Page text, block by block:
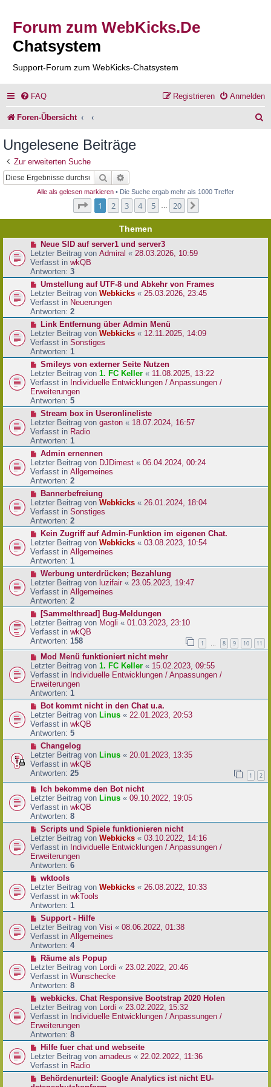
Forum zum WebKicks.De
Chatsystem
Support-Forum zum WebKicks-Chatsystem
FAQ Anmelden
Registrieren
Foren-Übersicht
Ungelesene Beiträge
Zur erweiterten Suche
Suche
Alle als gelesen markieren • Die Suche ergab mehr als 1000 Treffer
Seite von
1 2 3 4 5 20
Themen
N
e
u
e
r
B
e
i
t
a
g
Neue SID auf server1 und server3
Letzter Beitrag von Admiral « 28.03.2026, 10:59
Verfasst in wkQB
Antworten: 3
N
e
u
e
r
B
e
i
t
a
g
Umstellung auf UTF-8 und Abkehr von Frames
Letzter Beitrag von Webkicks « 25.03.2026, 23:45
Verfasst in Neuerungen
Antworten: 2
N
e
u
e
r
B
e
i
t
r
a
g
Link Entfernung über Admin Menü
Letzter Beitrag von Webkicks « 12.11.2025, 14:09
Verfasst in Sonstiges
Antworten: 1
N
e
u
e
r
B
e
i
t
r
a
g
Smileys von externer Seite Nutzen
Letzter Beitrag von 1. FC Keller « 11.08.2025, 13:22
Verfasst in Individuelle Entwicklungen / Anpassungen /
Erweiterungen
Antworten: 5
N
e
u
e
r
B
e
i
t
a
g
Stream box in Useronlineliste
Letzter Beitrag von gaston « 18.07.2024, 16:57
Verfasst in Radio
Antworten: 1
N
e
u
e
r
B
e
i
t
a
g
Admin ernennen
Letzter Beitrag von DJDimest « 06.04.2024, 00:24
Verfasst in Allgemeines
Antworten: 2
N
e
u
e
r
B
e
i
t
a
g
Bannerbefreiung
Letzter Beitrag von Webkicks « 26.01.2024, 18:04
Verfasst in Sonstiges
Antworten: 2
N
e
u
e
r
B
e
i
t
a
g
Kein Zugriff auf Admin-Funktion im eigenen Chat.
Letzter Beitrag von Webkicks « 03.08.2023, 10:54
Verfasst in Allgemeines
Antworten: 1
N
e
u
e
r
B
e
i
t
a
g
Werbung unterdrücken; Bezahlung
Letzter Beitrag von luzifair « 23.05.2023, 19:47
Verfasst in Allgemeines
Antworten: 2
N
e
u
e
r
B
e
i
t
r
a
g
[Sammelthread] Bug-Meldungen
Letzter Beitrag von Mogli « 01.03.2023, 23:10
Verfasst in wkQB
Antworten: 158 1 … 8 9 10 11
N
e
u
e
r
B
e
i
t
r
a
g
Mod Menü funktioniert nicht mehr
Letzter Beitrag von 1. FC Keller « 15.02.2023, 09:55
Verfasst in Individuelle Entwicklungen / Anpassungen /
Erweiterungen
Antworten: 1
N
e
u
e
r
B
e
i
t
a
g
Bot kommt nicht in den Chat u.a.
Letzter Beitrag von Linus « 22.01.2023, 20:53
Verfasst in wkQB
Antworten: 5
N
e
u
e
r
B
e
i
t
a
g
Changelog
Letzter Beitrag von Linus « 20.01.2023, 13:35
Verfasst in wkQB
Antworten: 25 1 2
N
e
u
e
r
B
e
i
t
r
a
g
Ich bekomme den Bot nicht
Letzter Beitrag von Linus « 09.10.2022, 19:05
Verfasst in wkQB
Antworten: 8
N
e
u
e
r
B
e
i
t
r
a
g
Scripts und Spiele funktionieren nicht
Letzter Beitrag von Webkicks « 03.10.2022, 14:16
Verfasst in Individuelle Entwicklungen / Anpassungen /
Erweiterungen
Antworten: 6
N
e
u
e
r
B
e
i
t
a
g
wktools
Letzter Beitrag von Webkicks « 26.08.2022, 10:33
Verfasst in wkTools
Antworten: 1
N
e
u
e
r
B
e
i
t
a
g
Support - Hilfe
Letzter Beitrag von Visi « 08.06.2022, 01:38
Verfasst in Allgemeines
Antworten: 4
N
e
u
e
r
B
e
i
t
r
a
g
Räume als Popup
Letzter Beitrag von Lordi « 23.02.2022, 20:46
Verfasst in Wunschecke
Antworten: 8
N
e
u
e
r
B
e
i
t
webkicks. Chat Responsive Bootstrap 2020 Holen
Letzter Beitrag von Lordi « 23.02.2022, 15:32
Verfasst in Individuelle Entwicklungen / Anpassungen /
Erweiterungen
Antworten: 8
N
e
u
e
Hilfe fuer chat und webseite
Letzter Beitrag von amadeus « 22.02.2022, 11:36
Verfasst in Radio
NBehördenurteil: Google Analytics ist nicht EU-